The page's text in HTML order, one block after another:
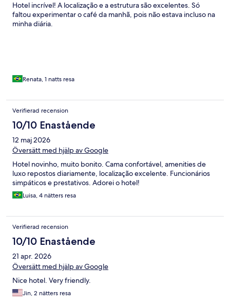
Hotel incrível! A localização e a estrutura são excelentes. Só
faltou experimentar o café da manhã, pois não estava incluso na
minha diária.
Renata, 1 natts resa
Verifierad recension
10/10 Enastående
12 maj 2026
Översätt med hjälp av Google
Hotel novinho, muito bonito. Cama confortável, amenities de
luxo repostos diariamente, localização excelente. Funcionários
simpáticos e prestativos. Adorei o hotel!
Luisa, 4 nätters resa
Verifierad recension
10/10 Enastående
21 apr. 2026
Översätt med hjälp av Google
Nice hotel. Very friendly.
Jin, 2 nätters resa